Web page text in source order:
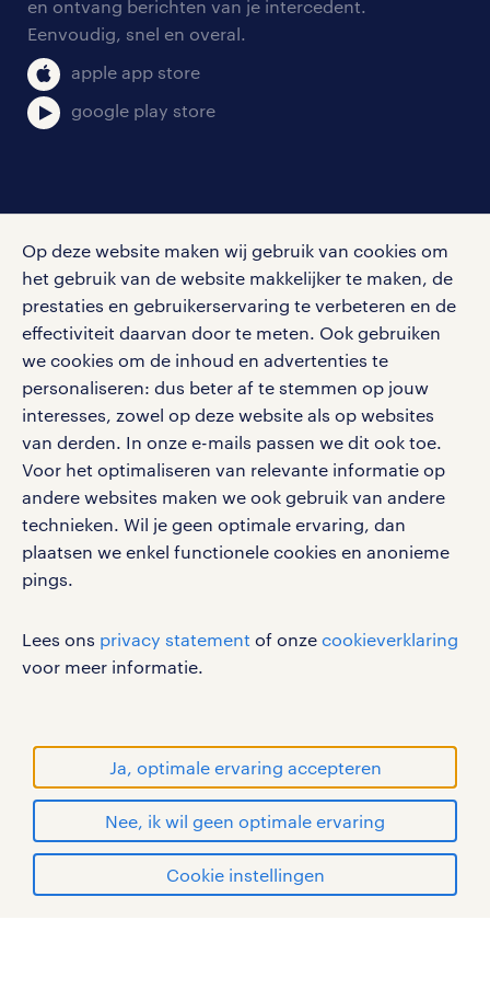
Op deze website maken wij gebruik van cookies om
het gebruik van de website makkelijker te maken, de
prestaties en gebruikerservaring te verbeteren en de
effectiviteit daarvan door te meten. Ook gebruiken
we cookies om de inhoud en advertenties te
personaliseren: dus beter af te stemmen op jouw
interesses, zowel op deze website als op websites
van derden. In onze e-mails passen we dit ook toe.
Voor het optimaliseren van relevante informatie op
andere websites maken we ook gebruik van andere
technieken. Wil je geen optimale ervaring, dan
plaatsen we enkel functionele cookies en anonieme
pings.
Lees ons privacy statement of onze cookieverklaring
voor meer informatie.
Ja, optimale ervaring accepteren
Nee, ik wil geen optimale ervaring
Cookie instellingen
FrieslandCampina vacatures
Johnson & Johnson vacatures
werk in de buurt van leek
Meer vacatures en banen bekijken in de
omgeving van Leek? Bekijk dan ook de
jobboards van plaatsen in de regio:
vacatures in Groningen
vacatures in Dokkum
vacatures in Drachten
vacatures in Assen
hoe is het om te werken in leek?
provincie Drenthe. Een bekende
attractie in Leek is het landoed
Nienoord, waarin ook het museum
Nienoord is gevestigd. Leek is goed
bereikbaar via de A7, N372 en de N979.
salarischecker
bruto-netto calculator
pers
klachten en misstanden
en ontvang berichten van je intercedent.
Eenvoudig, snel en overal.
apple app store
google play store
Volg ons voor de leukste content omtrent
vacatures, solliciteren en inspiratie.
werken bij randstad
gebruikersvoorwaarden
privacystatement
cookies
disclaimer
sitemap
RANDSTAD, HUMAN FORWARD en SHAPING THE
WORLD OF WORK zijn geregistreerde